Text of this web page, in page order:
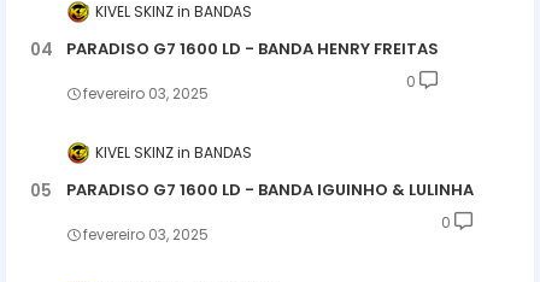
KIVEL SKINZ BANDAS
PARADISO G7 1600 LD - BANDA HENRY FREITAS
fevereiro 03, 2025
0
KIVEL SKINZ BANDAS
PARADISO G7 1600 LD - BANDA IGUINHO & LULINHA
fevereiro 03, 2025
0